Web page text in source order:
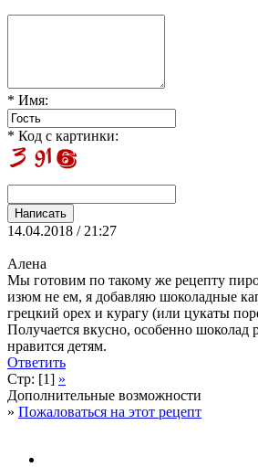
* Имя:
* Код с картинки:
14.04.2018 / 21:27
Алена
Мы готовим по такому же рецепту
изюм не ем, я добавляю шоколадные
грецкий орех и курагу (или цукаты
Получается вкусно, особенно шоколад
нравится детям.
Ответить
Стр: [1] »
Дополнительные возможности
» Пожаловаться на этот рецепт